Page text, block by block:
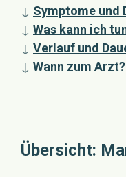
↓ Symptome und
↓ Was kann ich
↓ Verlauf und
↓ Wann zum Arzt?
Übersicht: